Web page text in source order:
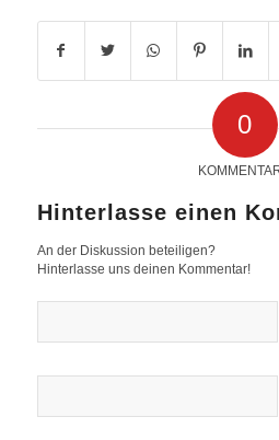
0
Hinterlasse einen
An der Diskussion beteiligen?
Hinterlasse uns deinen Kommentar!